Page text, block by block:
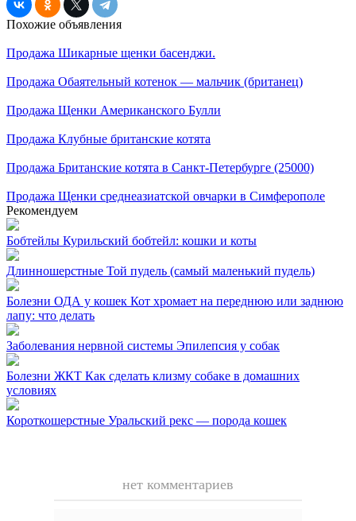
Похожие объявления
Продажа Шикарные щенки басенджи.
Продажа Обаятельный котенок — мальчик (британец)
Продажа Щенки Американского Булли
Продажа Клубные британские котята
Продажа Британские котята в Санкт-Петербурге (25000)
Продажа Щенки среднеазиатской овчарки в Симферополе
Рекомендуем
Бобтейлы Курильский бобтейл: кошки и коты
Длинношерстные Той пудель (самый маленький пудель)
Болезни ОДА у кошек Кот хромает на переднюю или заднюю
лапу: что делать
Заболевания нервной системы Эпилепсия у собак
Болезни ЖКТ Как сделать клизму собаке в домашних
условиях
Короткошерстные Уральский рекс — порода кошек
нет комментариев